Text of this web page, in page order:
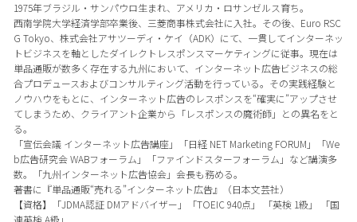
1975年ブラジル・サンパウロ生まれ、アメリカ・ロサンゼルス育ち。
西南学院大学経済学部卒業後、三菱商事株式会社に入社。その後、Euro RSC
G Tokyo、株式会社アサツーディ・ケイ（ADK）にて、一貫してインターネッ
トビジネスを軸としたダイレクトレスポンスマーケティングに従事。現在は
単品通販が数多く存在する九州において、インターネット広告ビジネスの総
合プロデュースおよびコンサルティング活動を行っている。その実践経験と
ノウハウをもとに、インターネット広告のレスポンスを“確実に”アップさせ
てしまうため、クライアント企業から「レスポンスの魔術師」との異名をと
る。
「宣伝会議 インターネット広告講座」「日経 NET Marketing FORUM」「We
b広告研究会 WABフォーラム」「ファインドスターフォーラム」など講演多
数。「九州インターネット広告協会」会長も務める。
著書に『単品通販“売れる”インターネット広告』（日本文芸社）
【資格】「JDMA認証 DMアドバイザー」「TOEIC 940点」 「英検 1級」 「国